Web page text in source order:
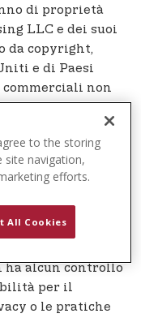
di proprietà
LLC e dei suoi
da copyright,
e di Paesi
non
a prodotti o
ha alcun controllo
per il
o le pratiche
to the storing
site navigation,
efforts.
All Cookies